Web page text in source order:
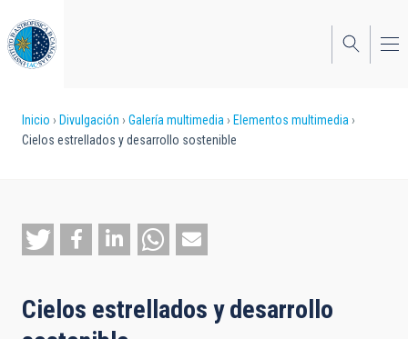
al
contenido
principal
Sobrescribir
ayuda
a
navegación
Inicio Divulgación Galería multimedia
Elementos multimedia
Cielos estrellados y desarrollo sostenible
Cielos estrellados y desarrollo